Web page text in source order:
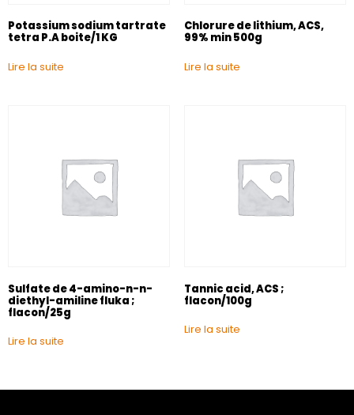
Potassium sodium tartrate
tetra P.A boite/1 KG
Lire la suite
Chlorure de lithium, ACS,
99% min 500g
Lire la suite
Sulfate de 4-amino-n-n-
diethyl-amiline fluka ;
flacon/25g
Lire la suite
Tannic acid, ACS ;
flacon/100g
Lire la suite